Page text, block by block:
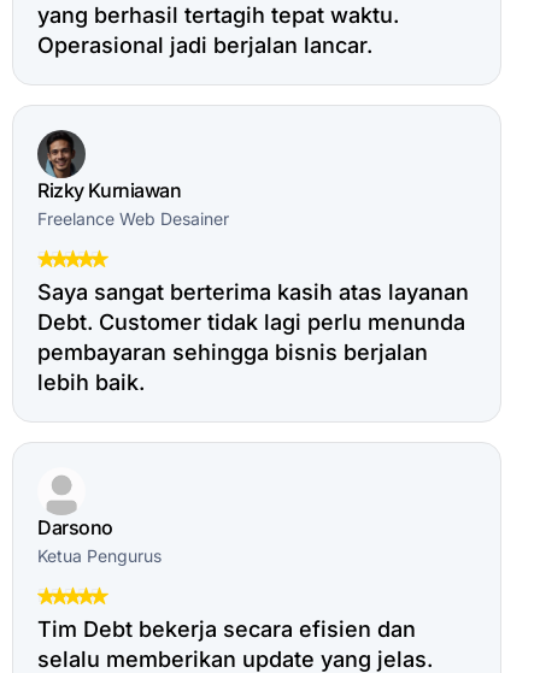
yang berhasil tertagih tepat waktu.
Operasional jadi berjalan lancar.
Rizky Kurniawan
Freelance Web Desainer
Saya sangat berterima kasih atas layanan
Debt. Customer tidak lagi perlu menunda
pembayaran sehingga bisnis berjalan
lebih baik.
Darsono
Ketua Pengurus
Tim Debt bekerja secara efisien dan
selalu memberikan update yang jelas.